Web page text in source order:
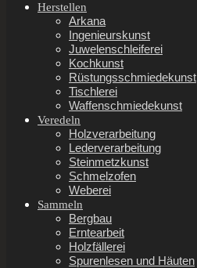
Menu Herstellen
Arkana
Ingenieurskunst
Juwelenschleiferei
Kochkunst
Rüstungsschmiedekunst
Tischlerei
Waffenschmiedekunst
Veredeln
Holzverarbeitung
Lederverarbeitung
Steinmetzkunst
Schmelzofen
Weberei
Sammeln
Bergbau
Erntearbeit
Holzfällerei
Spurenlesen und Häuten